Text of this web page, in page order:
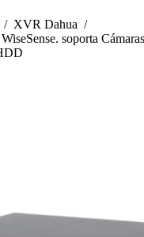
/ XVR Dahua /
soporta